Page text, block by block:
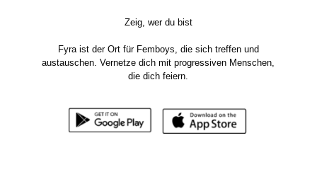
Zeig, wer du bist
Fyra ist der Ort für Femboys, die sich treffen und
austauschen. Vernetze dich mit progressiven Menschen,
die dich feiern.